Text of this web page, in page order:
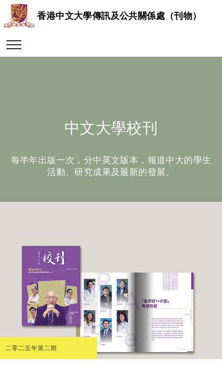
香港中文大學傳訊及公共關係處（刊物）
中文大學校刊
每半年出版一次，分中英文版本，報道中大的學生
活動、研究成果及最新的發展。
二零二五年第二期